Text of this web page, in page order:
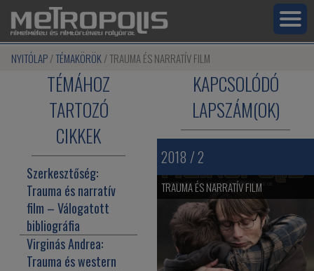
NYITÓLAP TÉMAKÖRÖK TRAUMA ÉS NARRATÍV FILM
TÉMÁHOZ
TARTOZÓ
CIKKEK
Szerkesztőség:
Trauma és narratív
film – Válogatott
bibliográfia
Virginás Andrea:
Trauma és western
KAPCSOLÓDÓ
LAPSZÁM(OK)
2018 / 2
TRAUMA ÉS NARRATÍV FILM